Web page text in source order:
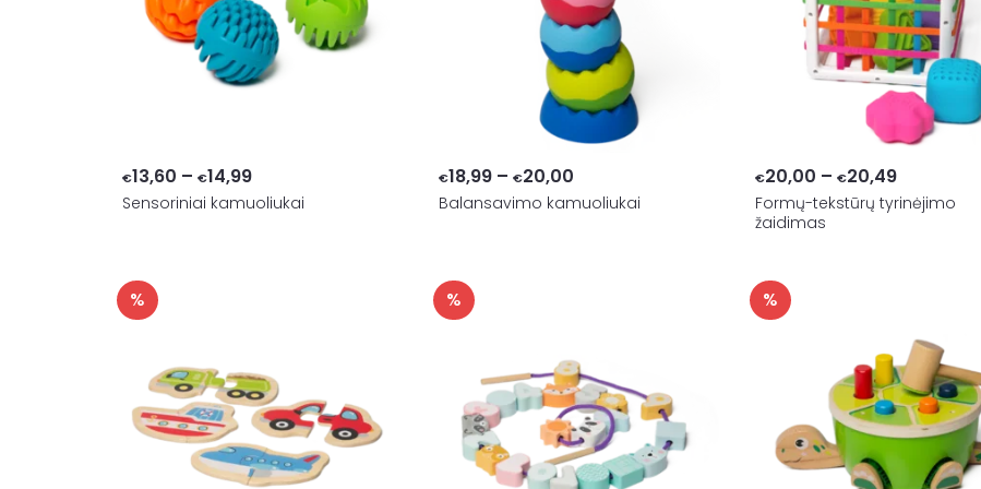
€13,60 – €14,99Price
range:
Sensoriniai kamuoliukai
€18,99 – €20,00
range:
Balansavimo kamuoliukai
€20,00 – €20,49Price
range:
Formų-tekstūrų tyrinėjimo
žaidimas
% % %